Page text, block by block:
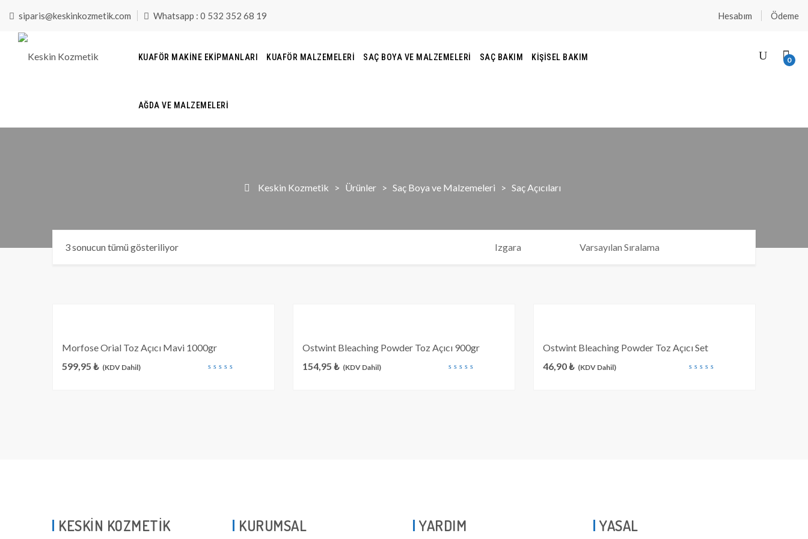
siparis@keskinkozmetik.com Whatsapp : 0 532 352 68 19 Hesabım Ödeme
KUAFÖR MAKINE EKIPMANLARI KUAFÖR MALZEMELERI SAÇ BOYA VE MALZEMELERI SAÇ BAKIM KIŞISEL BAKIM
AĞDA VE MALZEMELERI
0
Keskin Kozmetik > Ürünler > Saç Boya ve Malzemeleri > Saç Açıcıları
3 sonucun tümü gösteriliyor
Morfose Orial Toz Açıcı Mavi 1000gr
599,95 ₺ (KDV Dahil)
Ostwint Bleaching Powder Toz Açıcı 900gr
154,95 ₺ (KDV Dahil)
Ostwint Bleaching Powder Toz Açıcı Set
46,90₺ (KDV Dahil)
KESKİN KOZMETİK KURUMSAL YARDIM YASAL